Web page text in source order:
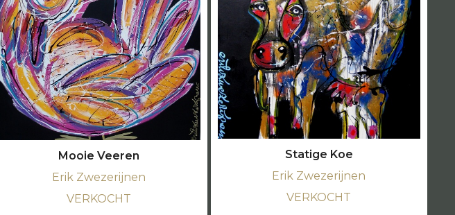
Mooie Veeren
Erik Zwezerijnen
VERKOCHT
Statige Koe
Erik Zwezerijnen
VERKOCHT